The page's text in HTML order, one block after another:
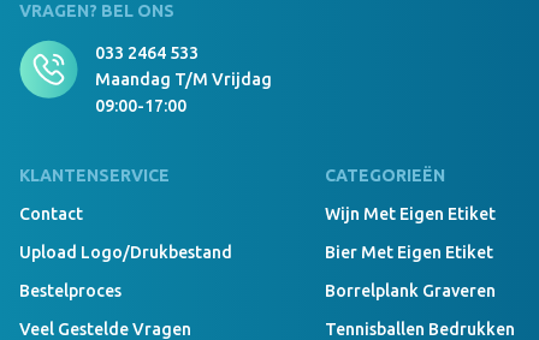
Luxury Beanie With Teddy Lining geen navy
Luxury Beanie With Teddy Lining Borduring 12x6
999 Stuks Op Voorraad
VRAGEN? BEL ONS
033 2464 533
Maandag T/m Vrijdag
09:00-17:00
KLANTENSERVICE
Contact
Upload Logo/drukbestand
Bestelproces
Veel Gestelde Vragen
CATEGORIEËN
Wijn Met Eigen Etiket
Bier Met Eigen Etiket
Borrelplank Graveren
Tennisballen Bedrukken